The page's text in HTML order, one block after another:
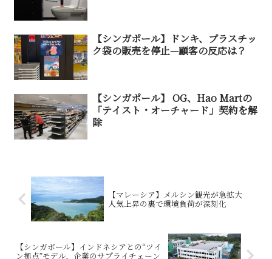
【シンガポール】ドンキ、プラスチッ
ク袋の販売を停止—顧客の反応は？
【シンガポール】 OG、Hao Martの
「テイスト・オーチャード」契約を解
除
【マレーシア】メルシン観光が急拡大
人気上昇の裏で環境負荷が深刻化
【シンガポール】インドネシアとの“ツイ
ン拠点”モデル、企業のサプライチェーン